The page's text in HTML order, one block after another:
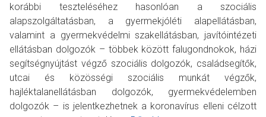
korábbi teszteléséhez hasonlóan a szociális
alapszolgáltatásban, a gyermekjóléti alapellátásban,
valamint a gyermekvédelmi szakellátásban, javítóintézeti
ellátásban dolgozók – többek között falugondnokok, házi
segítségnyújtást végző szociális dolgozók, családsegítők,
utcai és közösségi szociális munkát végzők,
hajléktalanellátásban dolgozók, gyermekvédelemben
dolgozók – is jelentkezhetnek a koronavírus elleni célzott